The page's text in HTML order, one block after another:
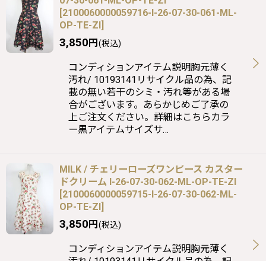
[2100060000059716-I-26-07-30-061-ML-
OP-TE-ZI]
3,850円(税込)
コンディションアイテム説明胸元薄く
汚れ/ 10193141リサイクル品の為、記
載の無い若干のシミ・汚れ等がある場
合がございます。あらかじめご了承の
上ご注文ください。詳細はこちらカラ
ー黒アイテムサイズサ…
MILK / チェリーローズワンピース カスター
ドクリーム I-26-07-30-062-ML-OP-TE-ZI
[2100060000059715-I-26-07-30-062-ML-
OP-TE-ZI]
3,850円(税込)
コンディションアイテム説明胸元薄く